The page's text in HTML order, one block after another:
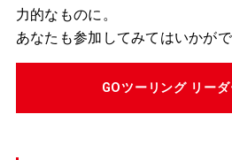
力的なものに。
あなたも参加してみてはいかがで
GOツーリング リーダ